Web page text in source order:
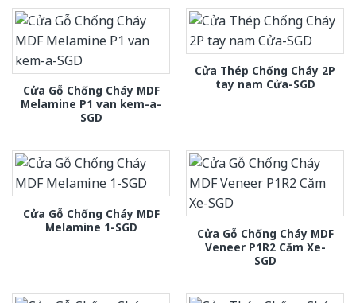
Cửa Gỗ Chống Cháy MDF
Melamine P1 van kem-a-
SGD
Cửa Thép Chống Cháy 2P
tay nam Cửa-SGD
Cửa Gỗ Chống Cháy MDF
Melamine 1-SGD
Cửa Gỗ Chống Cháy MDF
Veneer P1R2 Căm Xe-
SGD